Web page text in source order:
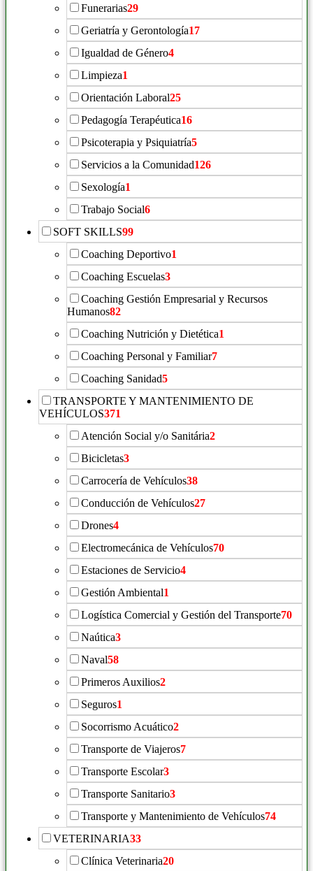
Funerarias29
Geriatría y Gerontología17
Igualdad de Género4
Limpieza1
Orientación Laboral25
Pedagogía Terapéutica16
Psicoterapia y Psiquiatría5
Servicios a la Comunidad126
Sexología1
Trabajo Social6
SOFT SKILLS99
Coaching Deportivo1
Coaching Escuelas3
Coaching Gestión Empresarial y Recursos
Humanos82
Coaching Nutrición y Dietética1
Coaching Personal y Familiar7
Coaching Sanidad5
TRANSPORTE Y MANTENIMIENTO DE
VEHÍCULOS371
Atención Social y/o Sanitária2
Bicicletas3
Carrocería de Vehículos38
Conducción de Vehículos27
Drones4
Electromecánica de Vehículos70
Estaciones de Servicio4
Gestión Ambiental1
Logística Comercial y Gestión del Transporte70
Naútica3
Naval58
Primeros Auxilios2
Seguros1
Socorrismo Acuático2
Transporte de Viajeros7
Transporte Escolar3
Transporte Sanitario3
Transporte y Mantenimiento de Vehículos74
VETERINARIA33
Clínica Veterinaria20